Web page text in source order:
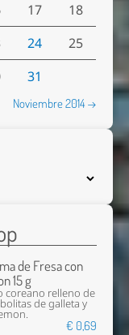
17
18
24
25
31
Noviembre 2014 →
de Fresa con
15 g
coreano relleno de
de galleta y
€ 0,69